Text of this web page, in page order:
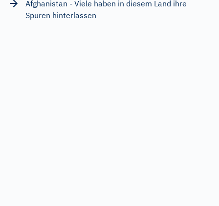
Afghanistan - Viele haben in diesem Land ihre
Spuren hinterlassen